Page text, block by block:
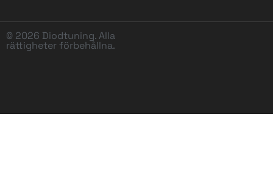
© 2026 Diodtuning. Alla
rättigheter förbehållna.